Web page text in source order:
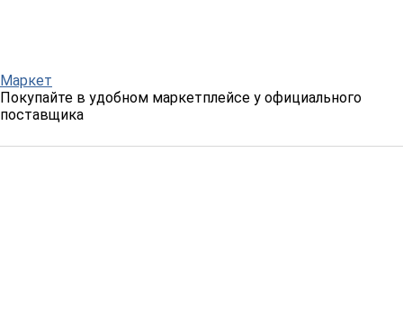
Маркет
Покупайте в удобном маркетплейсе у официального
поставщика